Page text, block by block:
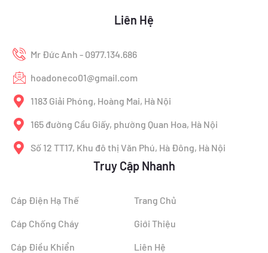
Liên Hệ
Mr Đức Anh - 0977.134.686
hoadoneco01@gmail.com
1183 Giải Phóng, Hoàng Mai, Hà Nội
165 đường Cầu Giấy, phường Quan Hoa, Hà Nội
Số 12 TT17, Khu đô thị Văn Phú, Hà Đông, Hà Nội
Truy Cập Nhanh
Cáp Điện Hạ Thế
Cáp Chống Cháy
Cáp Điều Khiển
Trang Chủ
Giới Thiệu
Liên Hệ